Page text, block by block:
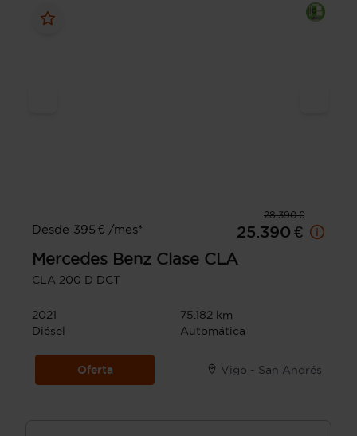
28.390 €
Desde 395 € /mes*
25.390 €
Mercedes Benz Clase CLA
CLA 200 D DCT
2021
75.182 km
Diésel
Automática
Oferta Vigo - San Andrés